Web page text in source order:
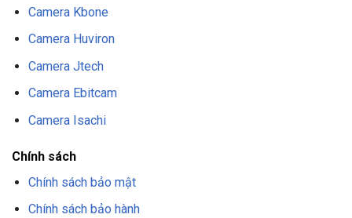
Camera Kbone
Camera Huviron
Camera Jtech
Camera Ebitcam
Camera Isachi
Chính sách
Chính sách bảo mật
Chính sách bảo hành